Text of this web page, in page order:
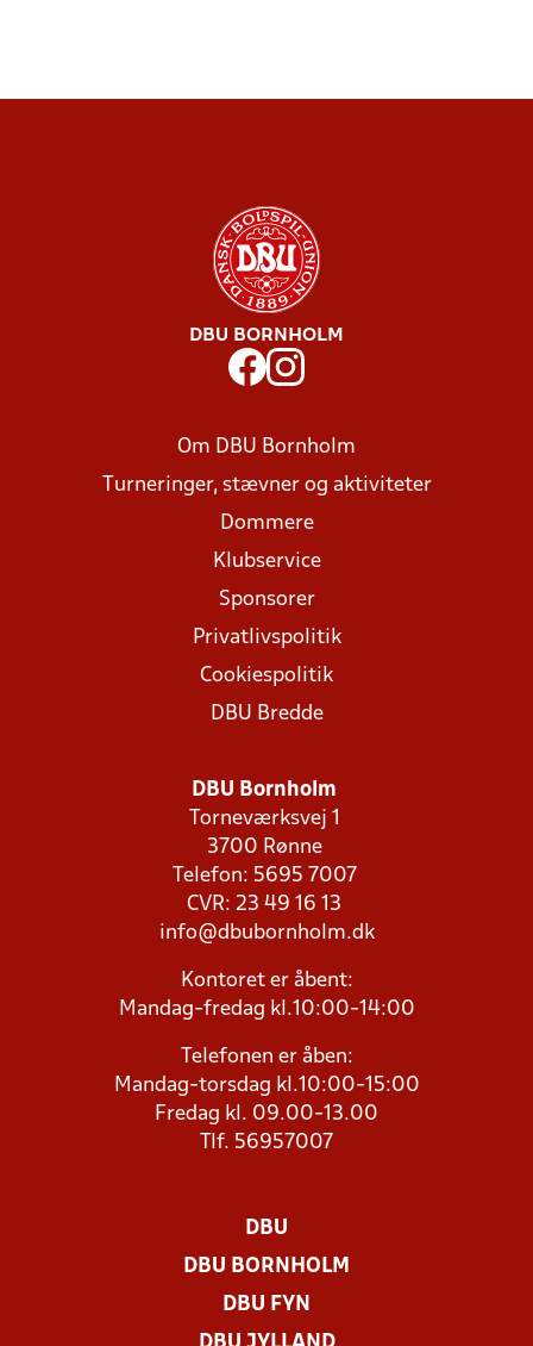
DBU BORNHOLM
Om DBU Bornholm
Turneringer, stævner og aktiviteter
Dommere
Klubservice
Sponsorer
Privatlivspolitik
Cookiespolitik
DBU Bredde
DBU Bornholm
Torneværksvej 1
3700 Rønne
Telefon: 5695 7007
CVR: 23 49 16 13
info@dbubornholm.dk
Kontoret er åbent:
Mandag-fredag kl.10:00-14:00
Telefonen er åben:
Mandag-torsdag kl.10:00-15:00
Fredag kl. 09.00-13.00
Tlf. 56957007
DBU
DBU BORNHOLM
DBU FYN